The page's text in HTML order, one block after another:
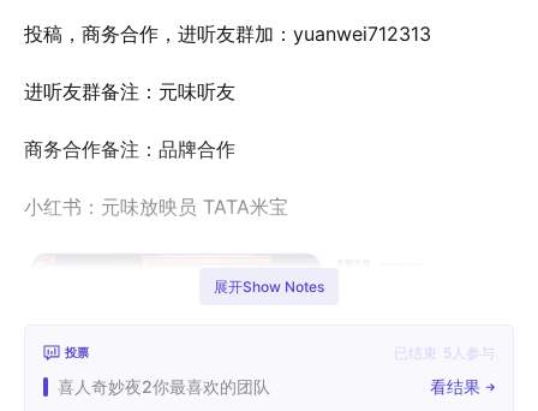
投稿，商务合作，进听友群加：yuanwei712313
进听友群备注：元味听友
商务合作备注：品牌合作
小红书：元味放映员 TATA米宝
展开Show Notes
投票 已结束 5 人参与
喜人奇妙夜2你最喜欢的团队 看结果